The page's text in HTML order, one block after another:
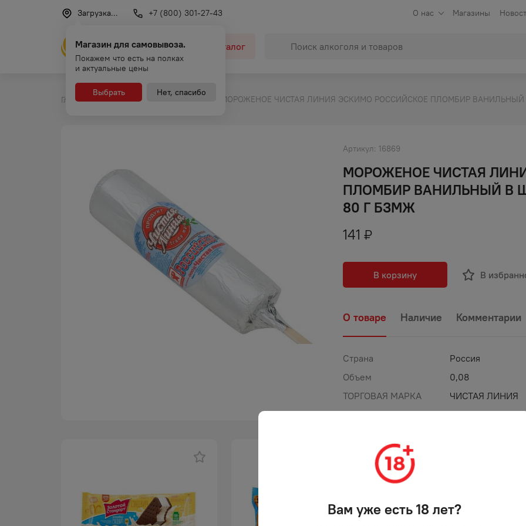
Загрузка... +7 (800) 301-27-43 О нас Магазины
Каталог
Магазин для самовывоза.
Покажем что есть на полках
и актуальные цены
Выбрать Нет, спасибо
Главная Каталог Мороженое МОРОЖЕНОЕ ЧИСТАЯ ЛИНИЯ ЭСКИМО РОССИЙСКОЕ ПЛОМБИР ВАНИЛЬНЫЙ
Артикул: 16869
МОРОЖЕНОЕ ЧИСТАЯ
ПЛОМБИР ВАНИЛЬНЫЙ В
80 Г БЗМЖ
141 ₽
В корзину В
О товаре Наличие Комментарии
Страна
Россия
Объем
0,08
ТОРГОВАЯ МАРКА
ЧИСТАЯ ЛИНИЯ
Вам уже есть 18 лет?